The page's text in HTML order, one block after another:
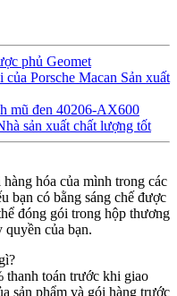
phủ Geomet
Porsche Macan Sản xuất
mũ đen 40206-AX600
sản xuất chất lượng tốt
hóa của mình trong các
bạn có bằng sáng chế được
đóng gói trong hộp thương
quyền của bạn.
toán trước khi giao
sản phẩm và gói hàng trước